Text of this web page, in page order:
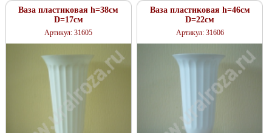
Ваза пластиковая h=38см
D=17см
Артикул: 31605
Ваза пластиковая h=46см
D=22см
Артикул: 31606